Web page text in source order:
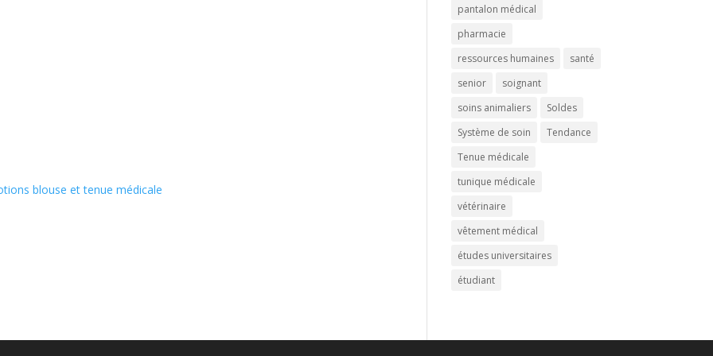
blouse et tenue médicale
pantalon médical
pharmacie
ressources humaines
santé
senior
soignant
soins animaliers
Soldes
Système de soin
Tendance
Tenue médicale
tunique médicale
vétérinaire
vêtement médical
études universitaires
étudiant